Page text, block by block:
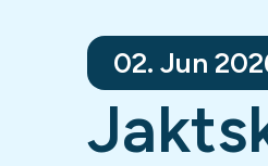
02. Jun